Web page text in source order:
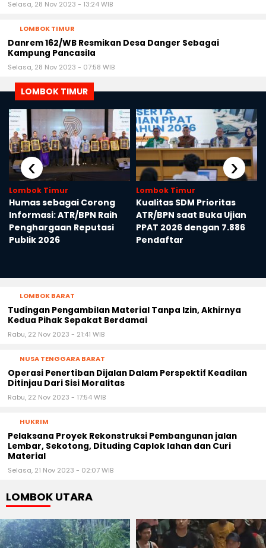
Selasa, 28 Nov 2023 - 13:24 WIB
LOMBOK TIMUR
Danrem 162/WB Resmikan Desa Danger Sebagai
Kampung Pancasila
Selasa, 28 Nov 2023 - 07:58 WIB
LOMBOK TIMUR
Lombok Timur
Humas sebagai Corong
Informasi: ATR/BPN Raih
Penghargaan Reputasi
Publik 2026
Lombok Timur
Kualitas SDM Prioritas
ATR/BPN saat Buka Ujian
PPAT 2026 dengan 7.886
Pendaftar
‹ ›
LOMBOK BARAT
Tudingan Pengambilan Material Tanpa Izin, Akhirnya
Kedua Pihak Sepakat Berdamai
Rabu, 22 Nov 2023 - 21:41 WIB
NUSA TENGGARA BARAT
Operasi Penertiban Dijalan Dalam Perspektif Keadilan
Ditinjau Dari Sisi Moralitas
Rabu, 22 Nov 2023 - 17:54 WIB
HUKRIM
Pelaksana Proyek Rekonstruksi Pembangunan jalan
Lembar, Sekotong, Dituding Caplok lahan dan Curi
Material
Selasa, 21 Nov 2023 - 02:07 WIB
LOMBOK UTARA